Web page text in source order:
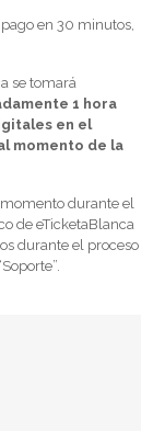
en 30 minutos,
se tomará
1 hora
en el
momento de la
durante el
de eTicketaBlanca
durante el proceso